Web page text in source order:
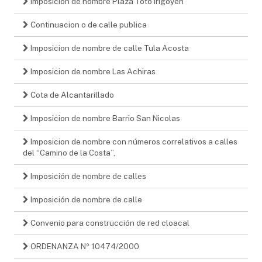
Continuacion o de calle publica
Imposicion de nombre de calle Tula Acosta
Imposicion de nombre Las Achiras
Cota de Alcantarillado
Imposicion de nombre Barrio San Nicolas
Imposicion de nombre con números correlativos a calles
del “Camino de la Costa”,
Imposición de nombre de calles
Imposición de nombre de calle
Convenio para construcción de red cloacal
ORDENANZA Nº 10474/2000